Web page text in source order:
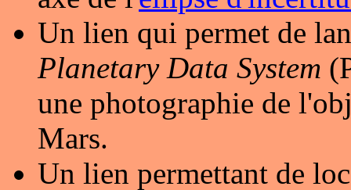
Un lien qui permet de
Planetary Data System
une photographie de
Mars.
Un lien permettant de